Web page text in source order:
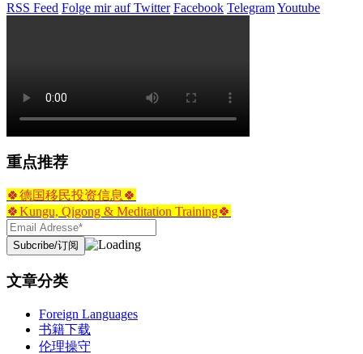
RSS Feed Folge mir auf Twitter Facebook TelegramYoutube
重点推荐
🍀德国移民投资信息🍀
🍀Kungu, Qigong & Meditation Training🍀
文章分类
Foreign Languages
书籍下载
伦理操守